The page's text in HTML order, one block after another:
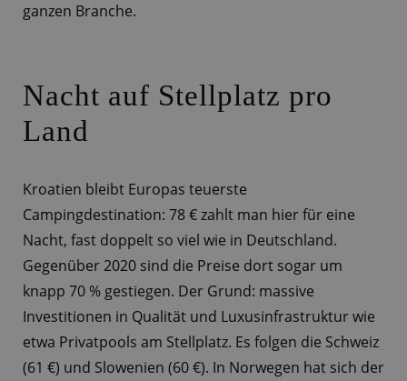
ganzen Branche.
Nacht auf Stellplatz pro
Land
Kroatien bleibt Europas teuerste
Campingdestination: 78 € zahlt man hier für eine
Nacht, fast doppelt so viel wie in Deutschland.
Gegenüber 2020 sind die Preise dort sogar um
knapp 70 % gestiegen. Der Grund: massive
Investitionen in Qualität und Luxusinfrastruktur wie
etwa Privatpools am Stellplatz. Es folgen die Schweiz
(61 €) und Slowenien (60 €). In Norwegen hat sich der